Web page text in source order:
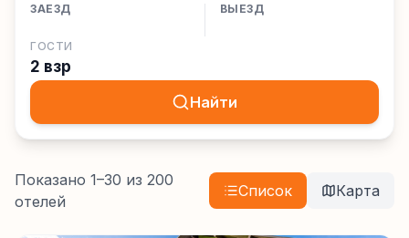
ЗАЕЗД ВЫЕЗД
ГОСТИ
2 взр
Найти
Показано 1–30 из 200
отелей
Список Карта